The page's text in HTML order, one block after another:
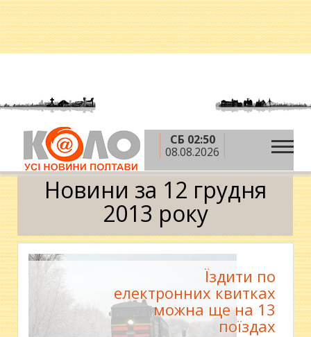
СБ 02:50
08.08.2026
Головна » 2013 рік » грудень »12 грудня
Календар
Новини за 12 грудня
2013 року
Їздити по
електронних квитках
можна ще на 13
поїздах